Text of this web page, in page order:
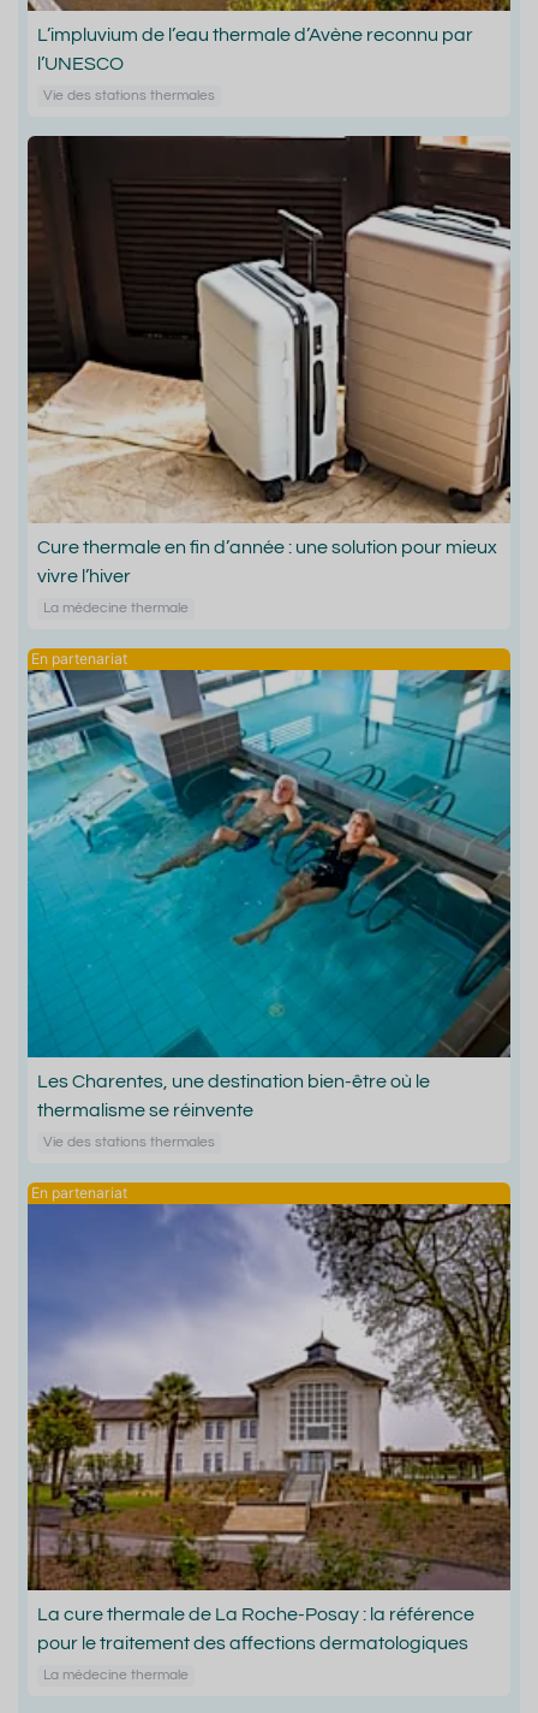
L’impluvium de l’eau thermale d’Avène reconnu par
l’UNESCO
Vie des stations thermales
Cure thermale en fin d’année : une solution pour mieux
vivre l’hiver
La médecine thermale
Les Charentes, une destination bien-être où le
thermalisme se réinvente
Vie des stations thermales
La cure thermale de La Roche-Posay : la référence
pour le traitement des affections dermatologiques
La médecine thermale